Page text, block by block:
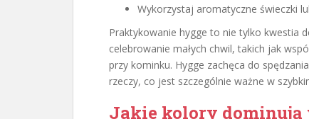
Wykorzystaj aromatyczne świeczki
Praktykowanie hygge to nie tylko kwestia
celebrowanie małych chwil, takich jak
przy kominku. Hygge zachęca do
rzeczy, co jest szczególnie ważne w
Jakie kolory dominują